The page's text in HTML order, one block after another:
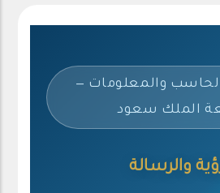
والمعلومات —
الملك سعود
والرسالة